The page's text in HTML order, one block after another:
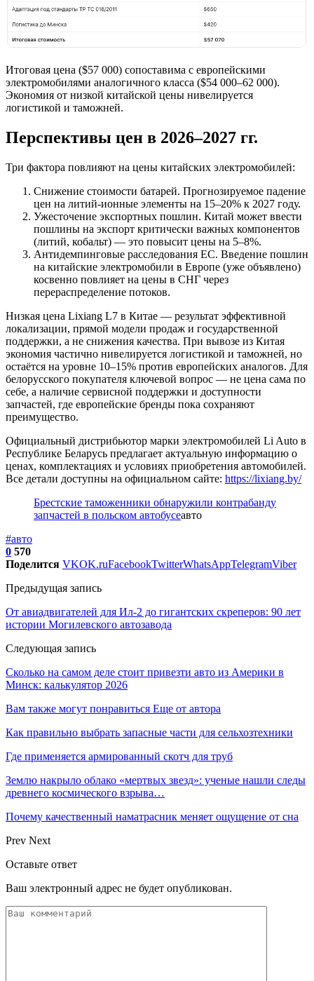
Итоговая цена ($57 000) сопоставима с европейскими
электромобилями аналогичного класса ($54 000–62 000).
Экономия от низкой китайской цены нивелируется
логистикой и таможней.
Перспективы цен в 2026–2027 гг.
Три фактора повлияют на цены китайских электромобилей:
Снижение стоимости батарей. Прогнозируемое падение
цен на литий-ионные элементы на 15–20% к 2027 году.
Ужесточение экспортных пошлин. Китай может ввести
пошлины на экспорт критически важных компонентов
(литий, кобальт) — это повысит цены на 5–8%.
Антидемпинговые расследования ЕС. Введение пошлин
на китайские электромобили в Европе (уже объявлено)
косвенно повлияет на цены в СНГ через
перераспределение потоков.
Низкая цена Lixiang L7 в Китае — результат эффективной
локализации, прямой модели продаж и государственной
поддержки, а не снижения качества. При вывозе из Китая
экономия частично нивелируется логистикой и таможней, но
остаётся на уровне 10–15% против европейских аналогов. Для
белорусского покупателя ключевой вопрос — не цена сама по
себе, а наличие сервисной поддержки и доступности
запчастей, где европейские бренды пока сохраняют
преимущество.
Официальный дистрибьютор марки электромобилей Li Auto в
Республике Беларусь предлагает актуальную информацию о
ценах, комплектациях и условиях приобретения автомобилей.
Все детали доступны на официальном сайте: https://lixiang.by/
Брестские таможенники обнаружили контрабанду
запчастей в польском автобусеавто
#авто
0 570
Поделится VKOK.ruFacebookTwitterWhatsAppTelegramViber
Предыдущая запись
От авиадвигателей для Ил-2 до гигантских скреперов: 90 лет
истории Могилевского автозавода
Следующая запись
Сколько на самом деле стоит привезти авто из Америки в
Минск: калькулятор 2026
Вам также могут понравиться Еще от автора
Как правильно выбрать запасные части для сельхозтехники
Где применяется армированный скотч для труб
Землю накрыло облако «мертвых звезд»: ученые нашли следы
древнего космического взрыва…
Почему качественный наматрасник меняет ощущение от сна
Prev Next
Оставьте ответ
Ваш электронный адрес не будет опубликован.